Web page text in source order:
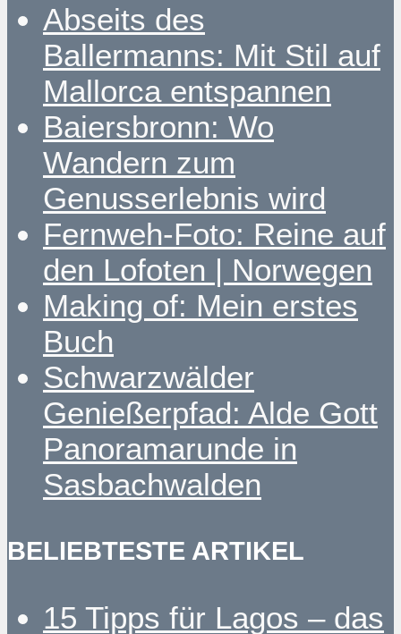
Abseits des
Ballermanns: Mit Stil auf
Mallorca entspannen
Baiersbronn: Wo
Wandern zum
Genusserlebnis wird
Fernweh-Foto: Reine auf
den Lofoten | Norwegen
Making of: Mein erstes
Buch
Schwarzwälder
Genießerpfad: Alde Gott
Panoramarunde in
Sasbachwalden
BELIEBTESTE ARTIKEL
15 Tipps für Lagos – das